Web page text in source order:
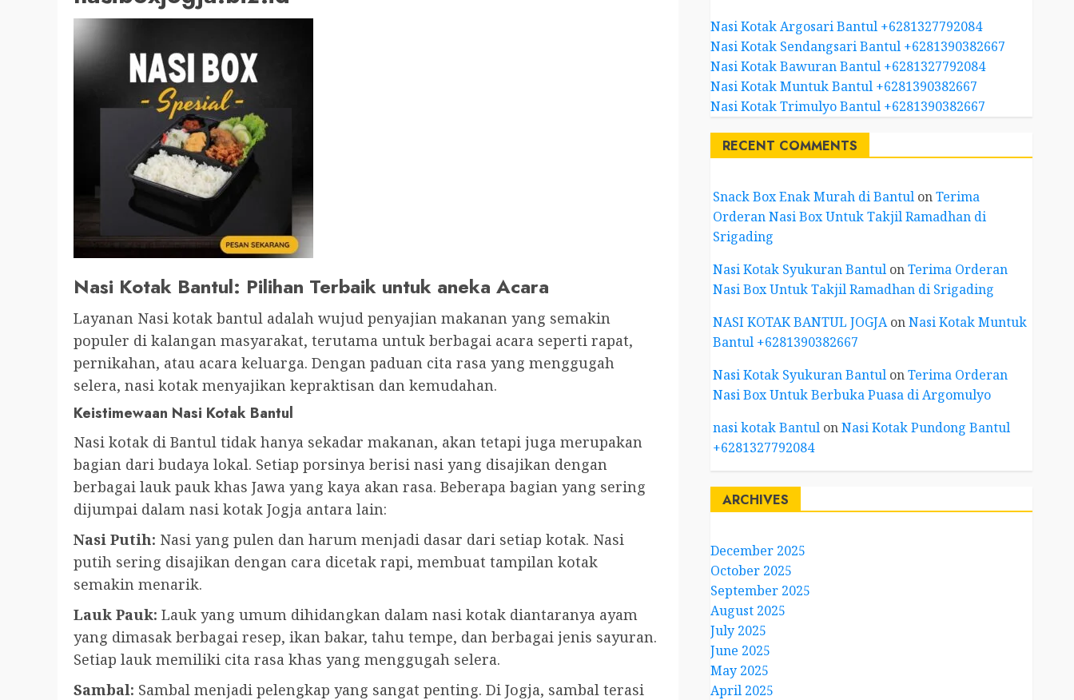
Nasi Kotak Bantul: Pilihan Terbaik untuk aneka Acara
Layanan Nasi kotak bantul adalah wujud penyajian makanan yang semakin
populer di kalangan masyarakat, terutama untuk berbagai acara seperti rapat,
pernikahan, atau acara keluarga. Dengan paduan cita rasa yang menggugah
selera, nasi kotak menyajikan kepraktisan dan kemudahan.
Keistimewaan Nasi Kotak Bantul
Nasi kotak di Bantul tidak hanya sekadar makanan, akan tetapi juga merupakan
bagian dari budaya lokal. Setiap porsinya berisi nasi yang disajikan dengan
berbagai lauk pauk khas Jawa yang kaya akan rasa. Beberapa bagian yang sering
dijumpai dalam nasi kotak Jogja antara lain:
Nasi Putih: Nasi yang pulen dan harum menjadi dasar dari setiap kotak. Nasi
putih sering disajikan dengan cara dicetak rapi, membuat tampilan kotak
semakin menarik.
Lauk Pauk: Lauk yang umum dihidangkan dalam nasi kotak diantaranya ayam
yang dimasak berbagai resep, ikan bakar, tahu tempe, dan berbagai jenis sayuran.
Setiap lauk memiliki cita rasa khas yang menggugah selera.
Sambal: Sambal menjadi pelengkap yang sangat penting. Di Jogja, sambal terasi
Nasi Kotak Argosari Bantul +6281327792084
Nasi Kotak Sendangsari Bantul +6281390382667
Nasi Kotak Bawuran Bantul +6281327792084
Nasi Kotak Muntuk Bantul +6281390382667
Nasi Kotak Trimulyo Bantul +6281390382667
RECENT COMMENTS
Snack Box Enak Murah di BantulonTerima
Orderan Nasi Box Untuk Takjil Ramadhan di
Srigading
Nasi Kotak Syukuran BantulonTerima Orderan
Nasi Box Untuk Takjil Ramadhan di Srigading
NASI KOTAK BANTUL JOGJAonNasi Kotak Muntuk
Bantul +6281390382667
Nasi Kotak Syukuran BantulonTerima Orderan
Nasi Box Untuk Berbuka Puasa di Argomulyo
nasi kotak BantulonNasi Kotak Pundong Bantul
+6281327792084
ARCHIVES
December 2025
October 2025
September 2025
August 2025
July 2025
June 2025
May 2025
April 2025